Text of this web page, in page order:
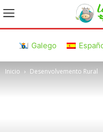
Galego
Inicio Desenvolvemento Rural